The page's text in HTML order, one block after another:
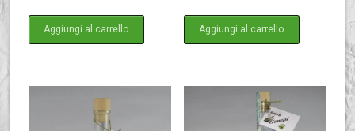
Aggiungi al carrello Aggiungi al carrello